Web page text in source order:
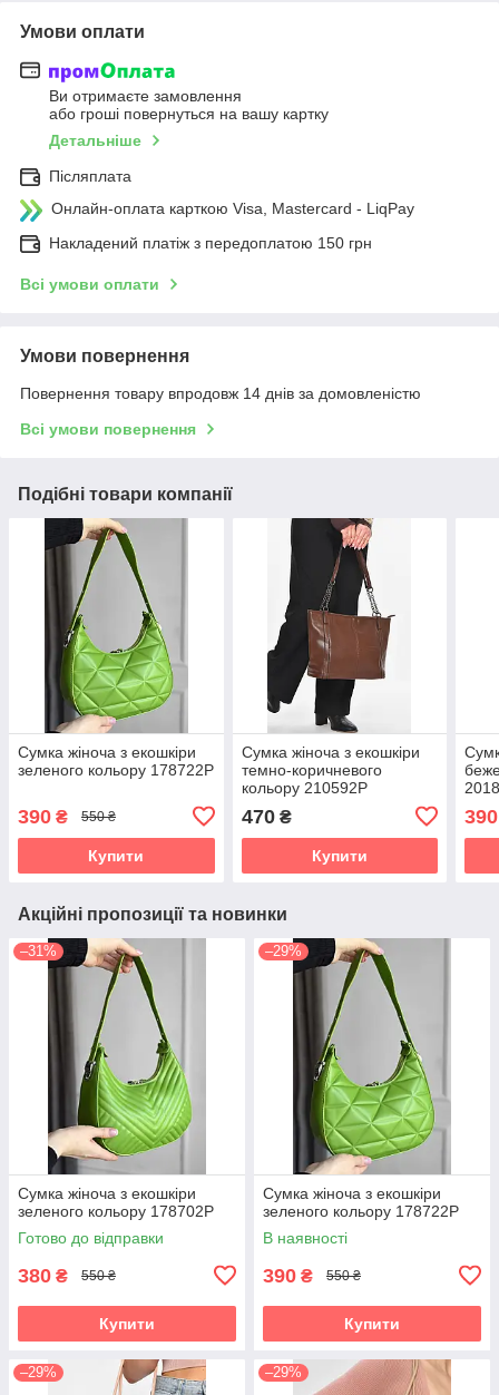
Умови оплати
Ви отримаєте замовлення
або гроші повернуться на вашу картку
Детальніше
Післяплата
Онлайн-оплата карткою Visa, Mastercard - LiqPay
Накладений платіж з передоплатою 150 грн
Всі умови оплати
Умови повернення
Повернення товару впродовж 14 днів за домовленістю
Всі умови повернення
Подібні товари компанії
Сумка жіноча з екошкіри
зеленого кольору 178722P
390 ₴ 550 ₴
Купити
Сумка жіноча з екошкіри
темно-коричневого
кольору 210592P
470₴
Купити
390
Акційні пропозиції та новинки
–31%
Сумка жіноча з екошкіри
зеленого кольору 178702P
Готово до відправки
380 ₴ 550 ₴
Купити
–29%
Сумка жіноча з екошкіри
зеленого кольору 178722P
В наявності
390 ₴ 550 ₴
Купити
–29% –29%